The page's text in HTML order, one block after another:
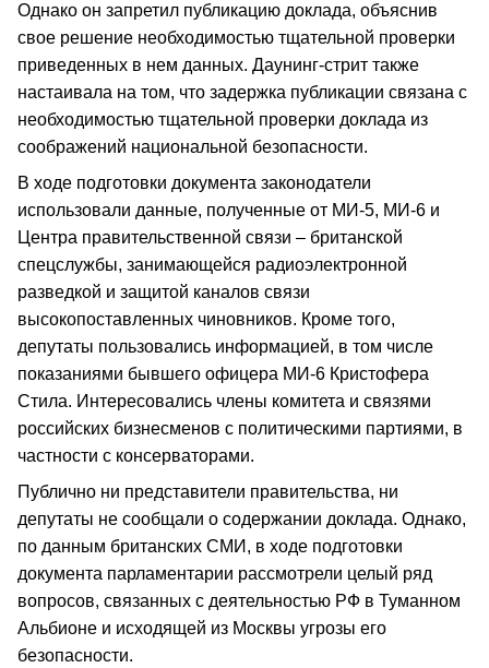
Однако он запретил публикацию доклада, объяснив
свое решение необходимостью тщательной проверки
приведенных в нем данных. Даунинг-стрит также
настаивала на том, что задержка публикации связана с
необходимостью тщательной проверки доклада из
соображений национальной безопасности.
В ходе подготовки документа законодатели
использовали данные, полученные от МИ-5, МИ-6 и
Центра правительственной связи – британской
спецслужбы, занимающейся радиоэлектронной
разведкой и защитой каналов связи
высокопоставленных чиновников. Кроме того,
депутаты пользовались информацией, в том числе
показаниями бывшего офицера МИ-6 Кристофера
Стила. Интересовались члены комитета и связями
российских бизнесменов с политическими партиями, в
частности с консерваторами.
Публично ни представители правительства, ни
депутаты не сообщали о содержании доклада. Однако,
по данным британских СМИ, в ходе подготовки
документа парламентарии рассмотрели целый ряд
вопросов, связанных с деятельностью РФ в Туманном
Альбионе и исходящей из Москвы угрозы его
безопасности.